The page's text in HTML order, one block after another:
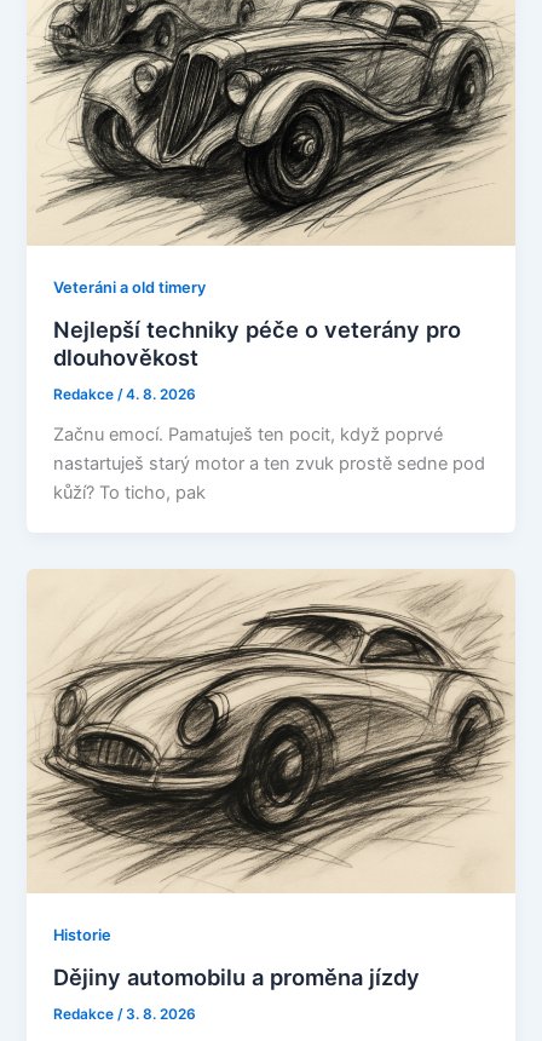
Veteráni a old timery
Nejlepší techniky péče o veterány pro
dlouhověkost
Redakce /4. 8. 2026
Začnu emocí. Pamatuješ ten pocit, když poprvé
nastartuješ starý motor a ten zvuk prostě sedne pod
kůží? To ticho, pak
Historie
Dějiny automobilu a proměna jízdy
Redakce/3. 8. 2026